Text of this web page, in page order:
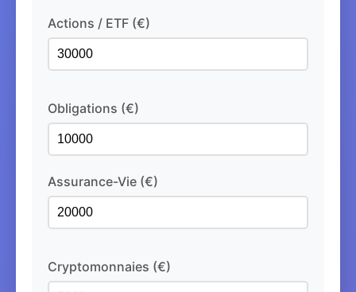
Actions / ETF (€)
Obligations (€)
Assurance-Vie (€)
Cryptomonnaies (€)